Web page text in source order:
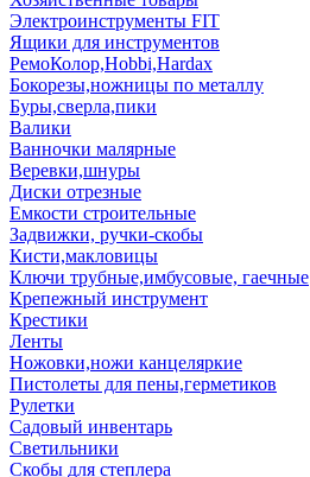
Электроинструменты FIT
Ящики для инструментов
РемоКолор,Hobbi,Hardax
Бокорезы,ножницы по металлу
Буры,сверла,пики
Валики
Ванночки малярные
Веревки,шнуры
Диски отрезные
Емкости строительные
Задвижки, ручки-скобы
Кисти,макловицы
Ключи трубные,имбусовые, гаечные
Крепежный инструмент
Крестики
Ленты
Ножовки,ножи канцеляркие
Пистолеты для пены,герметиков
Рулетки
Садовый инвентарь
Светильники
Скобы для степлера